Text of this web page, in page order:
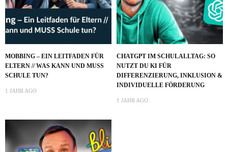
MOBBING – EIN LEITFADEN FÜR
ELTERN // WAS KANN UND MUSS
SCHULE TUN?
1 JAHR AGO
CHATGPT IM SCHULALLTAG: SO
NUTZT DU KI FÜR
DIFFERENZIERUNG, INKLUSION &
INDIVIDUELLE FÖRDERUNG
1 JAHR AGO